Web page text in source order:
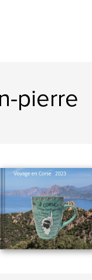
pierre